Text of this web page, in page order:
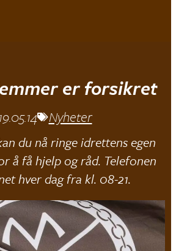
er forsikret
19.05.14 Nyheter
du nå ringe idrettens egen
å få hjelp og råd. Telefonen
hver dag fra kl. 08-21.